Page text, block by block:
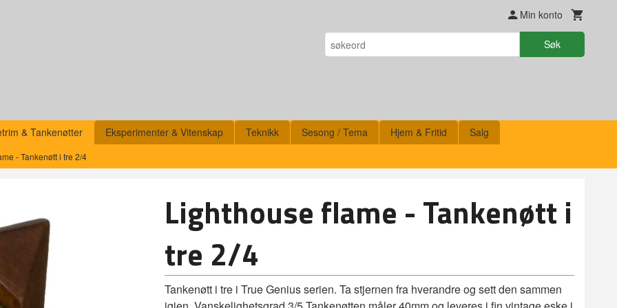
Min konto
Søk
& Tankenøtter Eksperimenter & Vitenskap Teknikk Sesong / Tema Hjem & Fritid Salg
- Tankenøtt i tre 2/4
Lighthouse flame - Tankenøtt i
tre 2/4
Tankenøtt i tre i True Genius serien. Ta stjernen fra hverandre og sett den sammen